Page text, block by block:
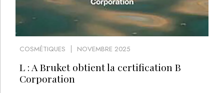
COSMÉTIQUES NOVEMBRE 2025
L : A Bruket obtient la certification B
Corporation